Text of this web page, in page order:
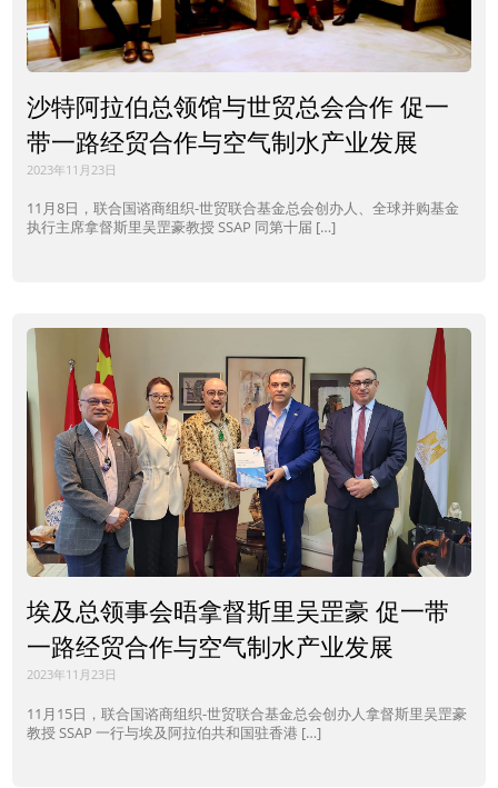
沙特阿拉伯总领馆与世贸总会合作 促一
带一路经贸合作与空气制水产业发展
2023年11月23日
11月8日，联合国谘商组织-世贸联合基金总会创办人、全球并购基金
执行主席拿督斯里吴罡豪教授 SSAP 同第十届 […]
埃及总领事会晤拿督斯里吴罡豪 促一带
一路经贸合作与空气制水产业发展
2023年11月23日
11月15日，联合国谘商组织-世贸联合基金总会创办人拿督斯里吴罡豪
教授 SSAP 一行与埃及阿拉伯共和国驻香港 […]